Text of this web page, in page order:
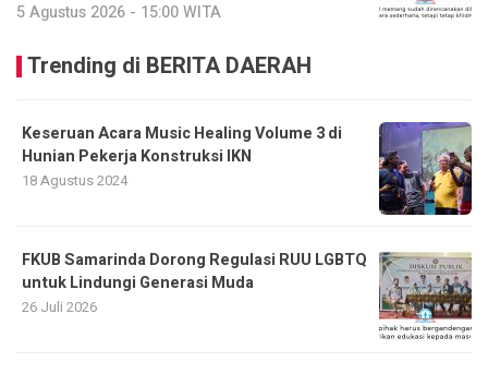
5 Agustus 2026 - 15:00 WITA
Trending di BERITA DAERAH
Keseruan Acara Music Healing Volume 3 di
Hunian Pekerja Konstruksi IKN
18 Agustus 2024
FKUB Samarinda Dorong Regulasi RUU LGBTQ
untuk Lindungi Generasi Muda
26 Juli 2026